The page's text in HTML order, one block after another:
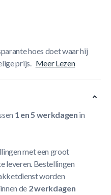
hoes doet waar hij
prijs. Meer Lezen
1 en 5 werkdagen in
met een groot
leveren. Bestellingen
worden
de 2 werkdagen